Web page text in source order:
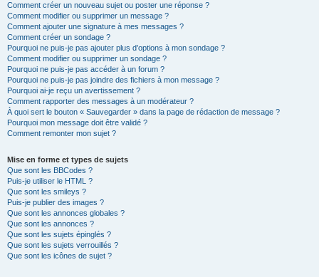
Comment créer un nouveau sujet ou poster une réponse ?
Comment modifier ou supprimer un message ?
Comment ajouter une signature à mes messages ?
Comment créer un sondage ?
Pourquoi ne puis-je pas ajouter plus d’options à mon sondage ?
Comment modifier ou supprimer un sondage ?
Pourquoi ne puis-je pas accéder à un forum ?
Pourquoi ne puis-je pas joindre des fichiers à mon message ?
Pourquoi ai-je reçu un avertissement ?
Comment rapporter des messages à un modérateur ?
À quoi sert le bouton « Sauvegarder » dans la page de rédaction de message ?
Pourquoi mon message doit être validé ?
Comment remonter mon sujet ?
Mise en forme et types de sujets
Que sont les BBCodes ?
Puis-je utiliser le HTML ?
Que sont les smileys ?
Puis-je publier des images ?
Que sont les annonces globales ?
Que sont les annonces ?
Que sont les sujets épinglés ?
Que sont les sujets verrouillés ?
Que sont les icônes de sujet ?